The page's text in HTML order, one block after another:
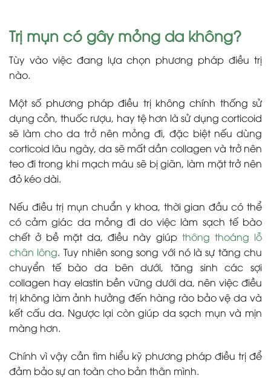
Trị mụn có gây mỏng da không?
Tùy vào việc đang lựa chọn phương pháp điều trị
nào.
Một số phương pháp điều trị không chính thống sử
dụng cồn, thuốc rượu, hay tệ hơn là sử dụng corticoid
sẽ làm cho da trở nên mỏng đi, đặc biệt nếu dùng
corticoid lâu ngày, da sẽ mất dần collagen và trở nên
teo đi trong khi mạch máu sẽ bị giãn, làm mặt trở nên
đỏ kéo dài.
Nếu điều trị mụn chuẩn y khoa, thời gian đầu có thể
có cảm giác da mỏng đi do việc làm sạch tế bào
chết ở bề mặt da, điều này giúp thông thoáng lỗ
chân lông. Tuy nhiên song song với nó là sự tăng chu
chuyển tế bào da bên dưới, tăng sinh các sợi
collagen hay elastin bền vững dưới da, nên việc điều
trị không làm ảnh hưởng đến hàng rào bảo vệ da và
kết cấu da. Ngược lại còn giúp da sạch mụn và mịn
màng hơn.
Chính vì vậy cần tìm hiểu kỹ phương pháp điều trị để
đảm bảo sự an toàn cho bản thân mình.